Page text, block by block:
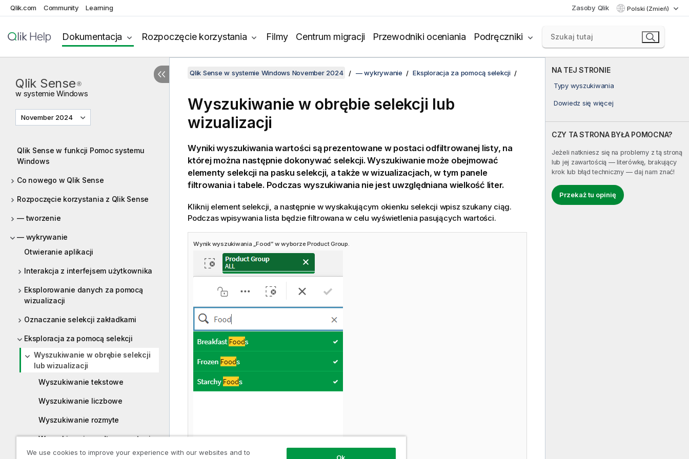
Qlik.com Community Learning Zasoby Qlik Polski (Zmień)
Dokumentacja Rozpoczęcie korzystania Filmy Centrum migracji Przewodniki oceniania Podręczniki
Qlik Sense ®
w systemieWindows
November 2024
Qlik Sense w funkcji Pomoc systemu
Windows
Co nowego w Qlik Sense
Rozpoczęcie korzystania z Qlik Sense
— tworzenie
— wykrywanie
Otwieranie aplikacji
Interakcja z interfejsem użytkownika
Eksplorowanie danych za pomocą
wizualizacji
Oznaczanie selekcji zakładkami
Eksploracja za pomocą selekcji
Wyszukiwanie w obrębie selekcji
lub wizualizacji
Wyszukiwanie tekstowe
Wyszukiwanie liczbowe
Wyszukiwanie rozmyte
Wyszukiwanie według wyrażenia
NA TEJ STRONIE
Typy wyszukiwania
Dowiedz się więcej
CZY TA STRONA BYŁA POMOCNA?
Jeżeli natkniesz się na problemy z tą stroną
lub jej zawartością — literówkę, brakujący
krok lub błąd techniczny — daj nam znać!
Przekaż tu opinię
Qlik Sense w systemie Windows November 2024 — wykrywanie Eksploracja za pomocą selekcji
Wyszukiwanie w obrębie selekcji lub
wizualizacji
Wyniki wyszukiwania wartości są prezentowane w postaci odfiltrowanej listy, na
której można następnie dokonywać selekcji. Wyszukiwanie może obejmować
elementy selekcji na pasku selekcji, a także w wizualizacjach, w tym panele
filtrowania i tabele. Podczas wyszukiwania nie jest uwzględniana wielkość liter.
Kliknij element selekcji, a następnie w wyskakującym okienku selekcji wpisz szukany ciąg.
Podczas wpisywania lista będzie filtrowana w celu wyświetlenia pasujących wartości.
Wynik wyszukiwania „Food” w wyborze Product Group.
We use cookies to improve your experience with our websites and to